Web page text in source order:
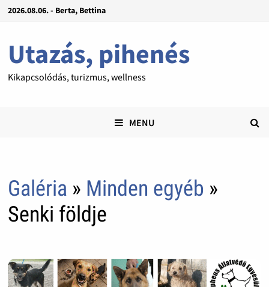
2026.08.06. - Berta, Bettina
Utazás, pihenés
Kikapcsolódás, turizmus, wellness
MENU
Galéria » Minden egyéb »
Senki földje